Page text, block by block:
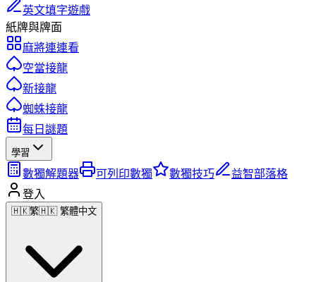
英文填字遊戲
紙牌與牌面
麻將連連看
空當接龍
新接龍
蜘蛛接龍
每日謎題
學習
數獨解題器 可列印數獨 數獨技巧
益智部落格
登入
🇭🇰繁🇭🇰 繁體中文